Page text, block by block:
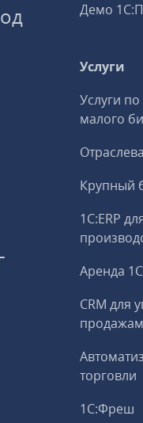
Демо
Услуги
Услуги
малого
Крупный
1С:ERP
Аренда 1С
CRM для
торговли
1С:Фреш